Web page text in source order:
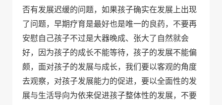
否有发展迟缓的问题，如果孩子确实在发展上出现
了问题，早期疗育是最好也是唯一的良药，不要再
安慰自己孩子不过是大器晚成、张大了自然就会
好，因为孩子的成长不能等待，孩子的发展不能偏
颇，面对孩子的发展与成长，我们要以客观的角度
去观察，对孩子发展能力的促进，要以全面性的发
展与生活导向为依来促进孩子整体性的发展，不要